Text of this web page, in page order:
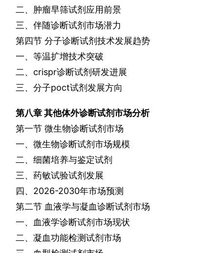
二、肿瘤早筛试剂应用前景
三、伴随诊断试剂市场潜力
第四节 分子诊断试剂技术发展趋势
一、等温扩增技术突破
二、 crispr诊断试剂研发进展
三、分子poct试剂发展方向
第八章其他体外诊断试剂市场分析
第一节 微生物诊断试剂市场
一、微生物诊断试剂市场规模
二、细菌培养与鉴定试剂
三、药敏试验试剂发展
四、 2026-2030年市场预测
第二节 血液学与凝血诊断试剂市场
一、血液学诊断试剂市场现状
二、凝血功能检测试剂市场